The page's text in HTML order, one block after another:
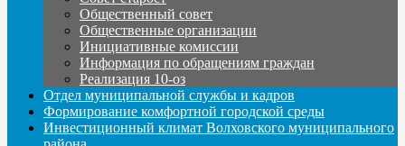
Общественный совет
Общественные организации
Инициативные комиссии
Информация по обращениям граждан
Реализация 10-оз
Отдел муниципальной службы и кадров
Формирование комфортной городской среды
Инвестиционный климат Волховского муниципального